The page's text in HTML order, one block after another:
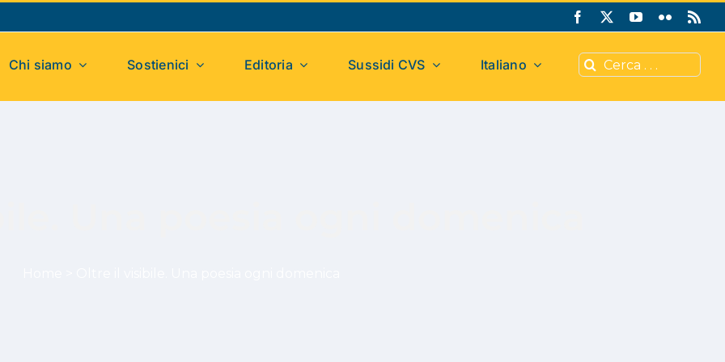
Chi siamo Sostienici Editoria Sussidi CVS Italiano
Cerca